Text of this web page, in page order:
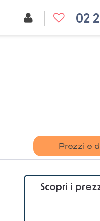
02
Prezzi e
Scopri i